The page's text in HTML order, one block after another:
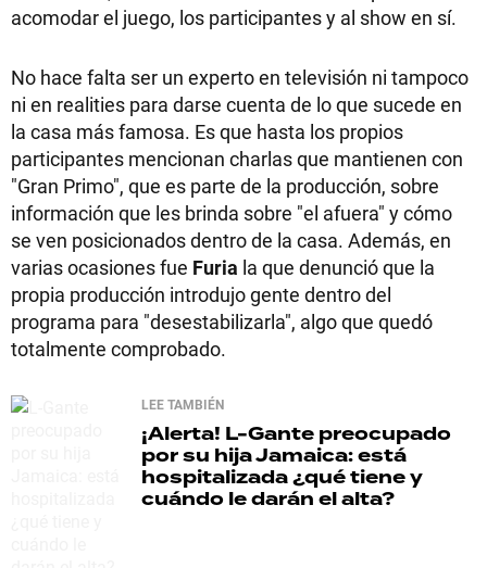
acomodar el juego, los participantes y al show en sí.
No hace falta ser un experto en televisión ni tampoco
ni en realities para darse cuenta de lo que sucede en
la casa más famosa. Es que hasta los propios
participantes mencionan charlas que mantienen con
"Gran Primo", que es parte de la producción, sobre
información que les brinda sobre "el afuera" y cómo
se ven posicionados dentro de la casa. Además, en
varias ocasiones fue Furia la que denunció que la
propia producción introdujo gente dentro del
programa para "desestabilizarla", algo que quedó
totalmente comprobado.
LEE TAMBIÉN
¡Alerta! L-Gante preocupado
por su hija Jamaica: está
hospitalizada ¿qué tiene y
cuándo le darán el alta?